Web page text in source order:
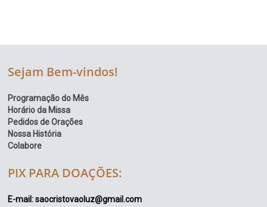
Sejam Bem-vindos!
Programação do Mês
Horário da Missa
Pedidos de Orações
Nossa História
Colabore
PIX PARA DOAÇÕES:
E-mail: saocristovaoluz@gmail.com